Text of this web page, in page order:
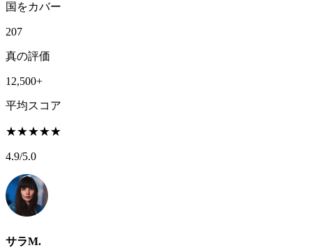
国をカバー
207
真の評価
12,500+
平均スコア
★★★★★
4.9/5.0
サラM.